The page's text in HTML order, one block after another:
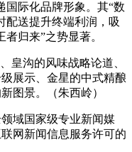
国际化品牌形象。其“数
配送提升终端利润，吸
归来”之势显著。
沟的风味战略论道、
展示、金星的中式精酿
图景。（朱西岭）
域国家级专业新闻媒
网新闻信息服务许可的